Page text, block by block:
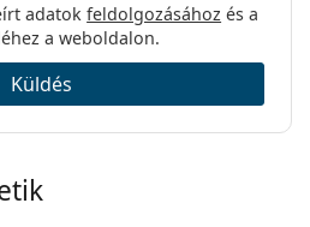
adatokfeldolgozásához és a
a weboldalon.
Küldés